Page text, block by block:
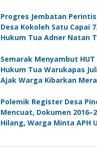
Korupsi Dandes
Progres Jembatan
Desa Kokoleh Satu Capai
Hukum Tua Adner Natan
Semarak Menyambut HUT
Hukum Tua Warukapas
Ajak Warga Kibarkan
Polemik Register Desa
Mencuat, Dokumen
Hilang, Warga Minta APH